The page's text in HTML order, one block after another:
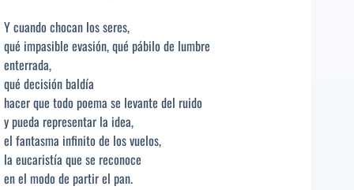
Y cuando chocan los seres,
qué impasible evasión, qué pábilo de lumbre
enterrada,
qué decisión baldía
hacer que todo poema se levante del ruido
y pueda representar la idea,
el fantasma infinito de los vuelos,
la eucaristía que se reconoce
en el modo de partir el pan.